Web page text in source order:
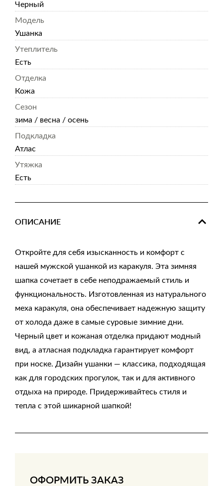
Черный
Модель
Ушанка
Утеплитель
Есть
Отделка
Кожа
Сезон
зима / весна / осень
Подкладка
Атлас
Утяжка
Есть
ОПИСАНИЕ
Откройте для себя изысканность и комфорт с
нашей мужской ушанкой из каракуля. Эта зимняя
шапка сочетает в себе неподражаемый стиль и
функциональность. Изготовленная из натурального
меха каракуля, она обеспечивает надежную защиту
от холода даже в самые суровые зимние дни.
Черный цвет и кожаная отделка придают модный
вид, а атласная подкладка гарантирует комфорт
при носке. Дизайн ушанки — классика, подходящая
как для городских прогулок, так и для активного
отдыха на природе. Придерживайтесь стиля и
тепла с этой шикарной шапкой!
ОФОРМИТЬ ЗАКАЗ